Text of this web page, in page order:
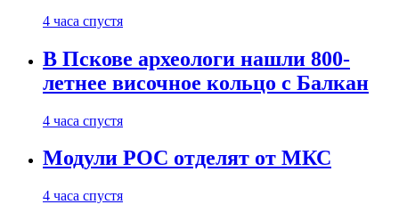
4 часа спустя
В Пскове археологи нашли 800-
летнее височное кольцо с Балкан
4 часа спустя
Модули РОС отделят от МКС
4 часа спустя